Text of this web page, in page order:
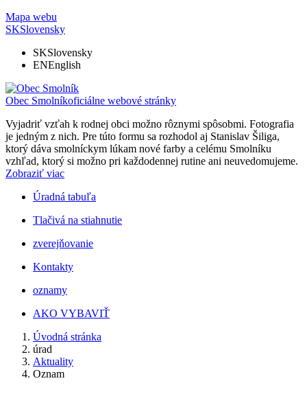
Mapa webu
SKSlovensky
SKSlovensky
ENEnglish
Obec Smolníkoficiálne webové stránky
Vyjadriť vzťah k rodnej obci možno rôznymi spôsobmi. Fotografia
je jedným z nich. Pre túto formu sa rozhodol aj Stanislav Šiliga,
ktorý dáva smolníckym lúkam nové farby a celému Smolníku
vzhľad, ktorý si možno pri každodennej rutine ani neuvedomujeme.
Zobraziť viac
Úradná tabuľa
Tlačivá na stiahnutie
zverejňovanie
Kontakty
oznamy
AKO VYBAVIŤ
Úvodná stránka
úrad
Aktuality
Oznam